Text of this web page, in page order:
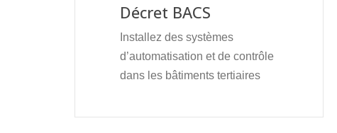
Décret BACS
Installez des systèmes
d’automatisation et de contrôle
dans les bâtiments tertiaires